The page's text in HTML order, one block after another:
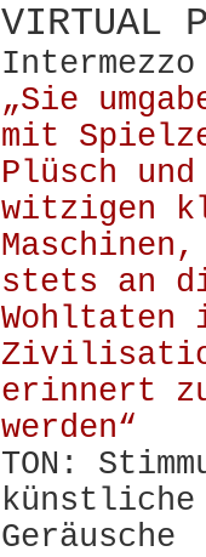
VIRTUAL
„Sie
mit
Plüsch und
witzigen
Maschinen,
stets an
Wohltaten
erinnert
werden“
TON:
künstliche
Geräusche